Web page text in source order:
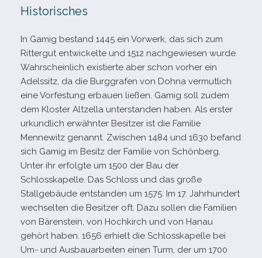
Historisches
In Gamig bestand 1445 ein Vorwerk, das sich zum
Rittergut ent­wi­ckelte und 1512 nach­ge­wie­sen wurde.
Wahrscheinlich exis­tierte aber schon vor­her ein
Adelssitz, da die Burggrafen von Dohna ver­mut­lich
eine Vorfestung erbauen lie­ßen. Gamig soll zudem
dem Kloster Altzella unter­stan­den haben. Als ers­ter
urkund­lich erwähn­ter Besitzer ist die Familie
Mennewitz genannt. Zwischen 1484 und 1630 befand
sich Gamig im Besitz der Familie von Schönberg.
Unter ihr erfolgte um 1500 der Bau der
Schlosskapelle. Das Schloss und das große
Stallgebäude ent­stan­den um 1575. Im 17. Jahrhundert
wech­sel­ten die Besitzer oft. Dazu sol­len die Familien
von Bärenstein, von Hochkirch und von Hanau
gehört haben. 1656 erhielt die Schlosskapelle bei
Um- und Ausbauarbeiten einen Turm, der um 1700